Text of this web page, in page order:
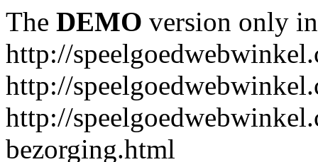
The DEMO version only
http://
http://
http://
bezorging.html